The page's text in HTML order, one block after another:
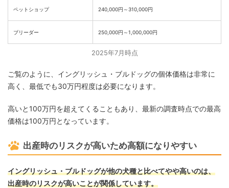
ペットショップ 240,000円～310,000円
ブリーダー 250,000円～1,000,000円
2025年7月時点
ご覧のように、イングリッシュ・ブルドッグの個体価格は非常に
高く、最低でも30万円程度は必要になります。
高いと100万円を超えてくることもあり、最新の調査時点での最高
価格は100万円となっています。
出産時のリスクが高いため高額になりやすい
イングリッシュ・ブルドッグが他の犬種と比べてやや高いのは、
出産時のリスクが高いことが関係しています。